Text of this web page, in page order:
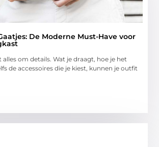
De Moderne Must-Have voor
om details. Wat je draagt, hoe je het
de accessoires die je kiest, kunnen je outfit